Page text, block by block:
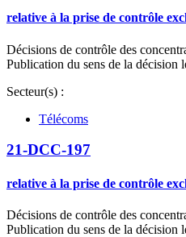
relative à la prise de contrôle
Décisions de contrôle des
Publication du sens de la décision
Secteur(s) :
Télécoms
21-DCC-197
relative à la prise de contrôle
Décisions de contrôle des
Publication du sens de la décision